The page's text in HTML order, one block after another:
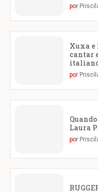
por
Xuxa e
cantar
por
Laura
por